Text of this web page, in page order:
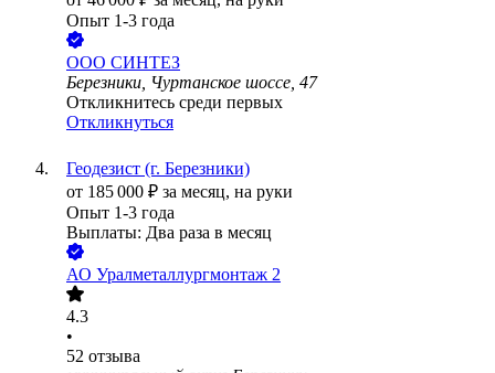
Опыт 1-3 года
ООО СИНТЕЗ
Березники, Чуртанское шоссе, 47
Откликнитесь среди первых
Откликнуться
Геодезист (г. Березники)
от 185 000 ₽ за месяц, на руки
Опыт 1-3 года
Выплаты: Два раза в месяц
АО Уралметаллургмонтаж 2
4.3
•
52 отзыва